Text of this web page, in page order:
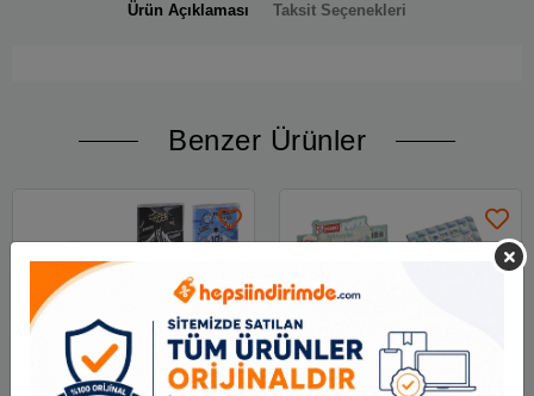
Ürün Açıklaması Taksit Seçenekleri
Benzer Ürünler